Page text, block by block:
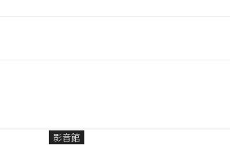
影音館